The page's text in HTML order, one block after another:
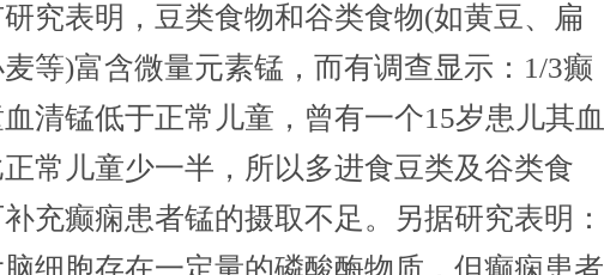
表明，豆类食物和谷类食物(如黄豆、扁
等)富含微量元素锰，而有调查显示：1/3癫
清锰低于正常儿童，曾有一个15岁患儿其血
常儿童少一半，所以多进食豆类及谷类食
充癫痫患者锰的摄取不足。另据研究表明：
细胞存在一定量的磷酸酶物质，但癫痫患者